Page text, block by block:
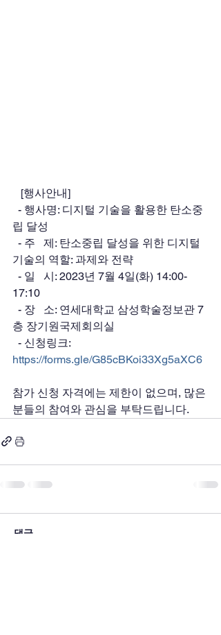
   [행사안내]
립 달성
기술의 역할: 과제와 전략
17:10
층 장기원국제회의실
  - 신청링크:
https://forms.gle/G85cBKoi33Xg5aXC6
참가 신청 자격에는 제한이 없으며, 많은
분들의 참여와 관심을 부탁드립니다.
댓글